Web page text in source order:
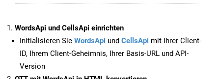
WordsApi und CellsApi einrichten
Initialisieren Sie WordsApi und CellsApi mit Ihrer Client-
ID, Ihrem Client-Geheimnis, Ihrer Basis-URL und API-
Version